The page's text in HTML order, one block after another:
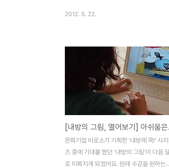
리타의 좁기만 한 음악적 폭을 조금이나마
힐 기회가 아니었나 합니다. 석양에 물든 문
래동 앞서 공연한 두 팀의 거부할 수 없는 매
력에 이미 공연을 찾은 것에 보람을 느끼고
있었지만, 근처 다른 공간인 에서 그림전시
를 진행하고 있기도 한 황보령밴드의 공연은
참 인상적이었습니다. 어쩌면 앞의 두 공연이
있어서 황보령의 음악이 빛을 발하게 된 건
아닐까도 싶습니다만(아프리카의 재즈음악
과 국악기를 이용한 실험적 음악이 주를 이
2012. 5. 22.
[내
문화기업 비로소가 기획한 ‘내방에 콕!’ 시리
즈 중에 기대를 했던 ‘내방의 그림’이 다음
로 미뤄지게 되었어요. 원래 수강을 원하는